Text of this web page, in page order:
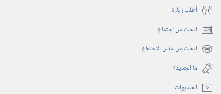
أُطلب زيارة
ابحث عن اجتماع (يفتح
نافذة ابحث عن مكان الاجتماع (يفتح
نافذة
جديدة)
ما الجديد؟‏
الفيديوات